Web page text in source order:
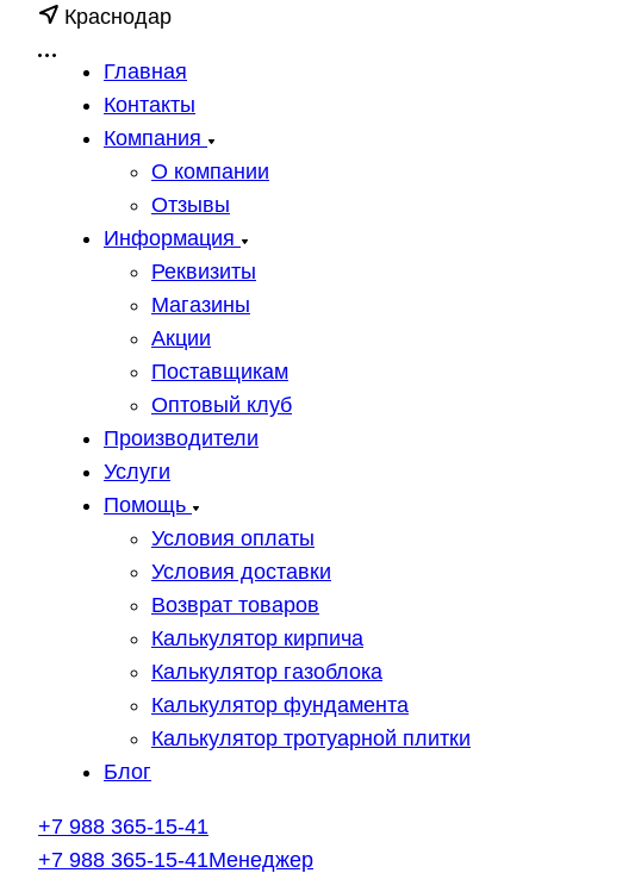
Краснодар
Главная
Контакты
Компания
О компании
Отзывы
Информация
Реквизиты
Магазины
Акции
Поставщикам
Оптовый клуб
Производители
Услуги
Помощь
Условия оплаты
Условия доставки
Возврат товаров
Калькулятор кирпича
Калькулятор газоблока
Калькулятор фундамента
Калькулятор тротуарной плитки
Блог
+7 988 365-15-41
+7 988 365-15-41Менеджер